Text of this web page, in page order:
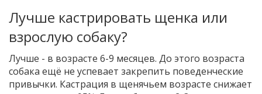
Лучше кастрировать щенка или
взрослую собаку?
Лучше - в возрасте 6-9 месяцев. До этого возраста
собака ещё не успевает закрепить поведенческие
привычки. Кастрация в щенячьем возрасте снижает